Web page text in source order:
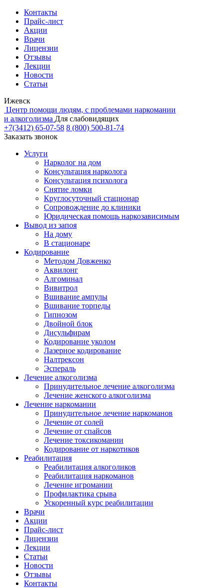
Контакты
Прайс-лист
Акции
Врачи
Лицензии
Отзывы
Лекции
Новости
Статьи
Ижевск
Центр помощи людям, с проблемами наркомании
и алкоголизма Для слабовидящих
+7(3412) 65-07-58 8 (800) 500-81-74
Заказать звонок
Услуги
Нарколог на дом
Консультация нарколога
Консультация психолога
Снятие ломки
Круглосуточный стационар
Сопровождение до клиники
Юридическая помощь наркозависимым
Вывод из запоя
На дому
В стационаре
Кодирование
Методом Довженко
Аквилонг
Алгоминал
Вивитрол
Вшивание ампулы
Вшивание торпеды
Гипнозом
Двойной блок
Дисульфирам
Кодирование уколом
Лазерное кодирование
Налтрексон
Эспераль
Лечение алкоголизма
Принудительное лечение алкоголизма
Лечение женского алкоголизма
Лечение наркомании
Принудительное лечение наркоманов
Лечение от солей
Лечение от спайсов
Лечение токсикомании
Кодирование от наркотиков
Реабилитация
Реабилитация алкоголиков
Реабилитация наркоманов
Лечение игромании
Профилактика срыва
Ускоренный курс реабилитации
Врачи
Акции
Прайс-лист
Лицензии
Лекции
Статьи
Новости
Отзывы
Контакты